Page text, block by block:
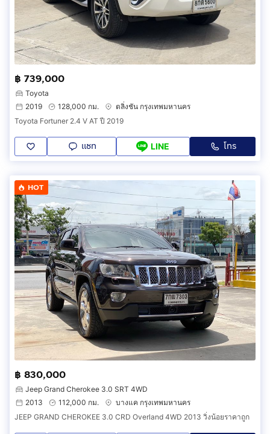
฿ 739,000
Toyota
2019
128,000 กม.
ตลิ่งชัน กรุงเทพมหานคร
Toyota Fortuner 2.4 V AT ปี 2019
แชท LINE โทร
HOT
฿ 830,000
Jeep Grand Cherokee 3.0 SRT 4WD
2013
112,000 กม.
บางแค กรุงเทพมหานคร
JEEP GRAND CHEROKEE 3.0 CRD Overland 4WD 2013 วิ่งน้อยราคาถูก